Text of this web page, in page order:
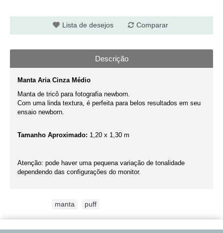
Lista de desejos Comparar
Descrição
Manta Aria Cinza Médio
Manta de tricô para fotografia newborn.
Com uma linda textura, é perfeita para belos resultados em seu
ensaio newborn.
Tamanho Aproximado: 1,20 x 1,30 m
Atenção: pode haver uma pequena variação de tonalidade
dependendo das configurações do monitor.
manta puff